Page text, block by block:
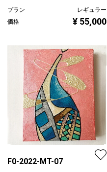
プラン
レギュラー
価格
¥ 55,000
F0-2022-MT-07